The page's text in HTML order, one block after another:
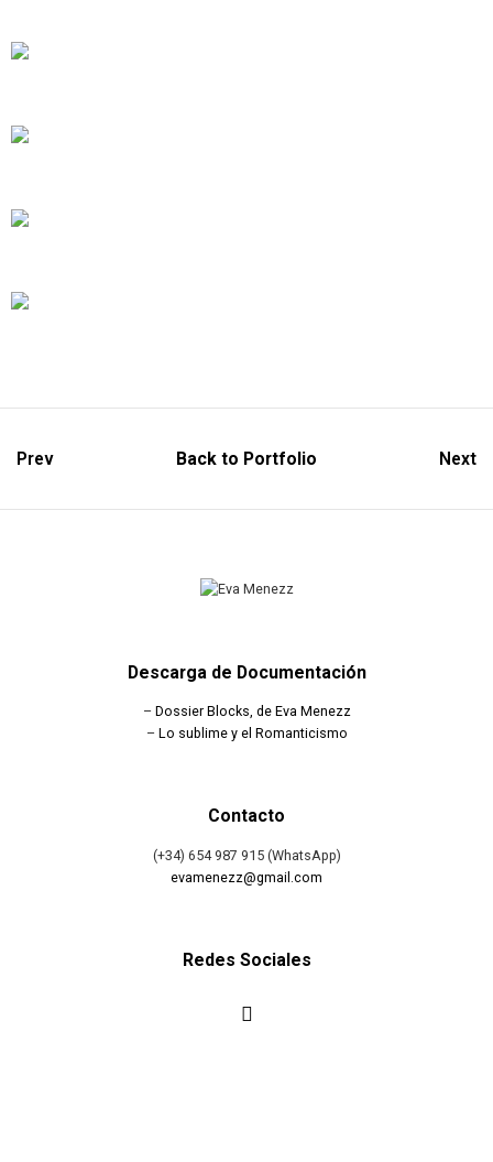
Prev Back to Portfolio Next
Descarga de Documentación
– Dossier Blocks, de Eva Menezz
– Lo sublime y el Romanticismo
Contacto
(+34) 654 987 915 (WhatsApp)
evamenezz@gmail.com
Redes Sociales